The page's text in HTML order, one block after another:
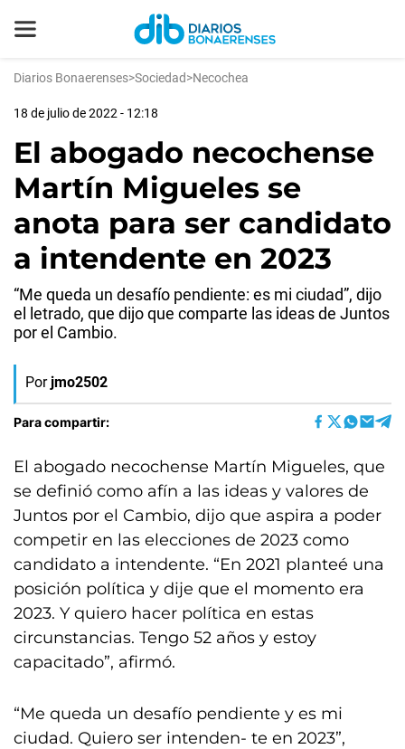
Diarios Bonaerenses>Sociedad>Necochea
18 de julio de 2022 - 12:18
El abogado necochense
Martín Migueles se
anota para ser candidato
a intendente en 2023
“Me queda un desafío pendiente: es mi ciudad”, dijo
el letrado, que dijo que comparte las ideas de Juntos
por el Cambio.
Por jmo2502
Para compartir:
El abogado necochense Martín Migueles, que
se definió como afín a las ideas y valores de
Juntos por el Cambio, dijo que aspira a poder
competir en las elecciones de 2023 como
candidato a intendente. “En 2021 planteé una
posición política y dije que el momento era
2023. Y quiero hacer política en estas
circunstancias. Tengo 52 años y estoy
capacitado”, afirmó.
“Me queda un desafío pendiente y es mi
ciudad. Quiero ser intenden- te en 2023”,